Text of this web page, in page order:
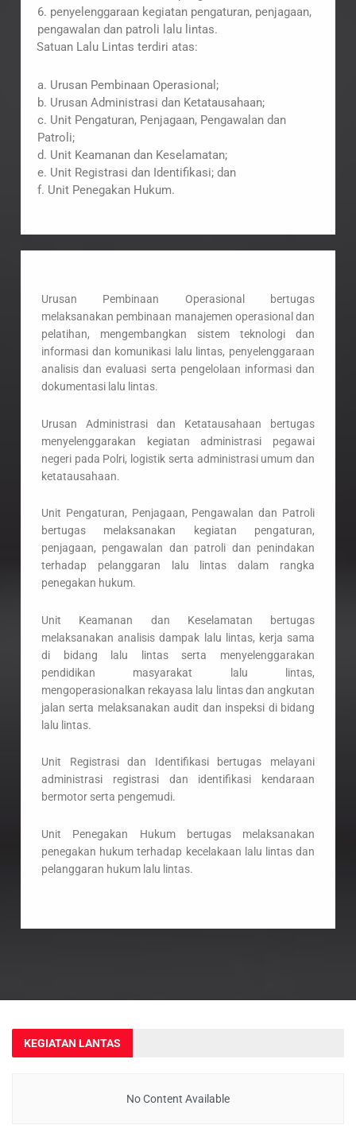
6. penyelenggaraan kegiatan pengaturan, penjagaan,
pengawalan dan patroli lalu lintas.
Satuan Lalu Lintas terdiri atas:
a. Urusan Pembinaan Operasional;
b. Urusan Administrasi dan Ketatausahaan;
c. Unit Pengaturan, Penjagaan, Pengawalan dan
Patroli;
d. Unit Keamanan dan Keselamatan;
e. Unit Registrasi dan Identifikasi; dan
f. Unit Penegakan Hukum.
Urusan Pembinaan Operasional bertugas
melaksanakan pembinaan manajemen operasional dan
pelatihan, mengembangkan sistem teknologi dan
informasi dan komunikasi lalu lintas, penyelenggaraan
analisis dan evaluasi serta pengelolaan informasi dan
dokumentasi lalu lintas.
Urusan Administrasi dan Ketatausahaan bertugas
menyelenggarakan kegiatan administrasi pegawai
negeri pada Polri, logistik serta administrasi umum dan
ketatausahaan.
Unit Pengaturan, Penjagaan, Pengawalan dan Patroli
bertugas melaksanakan kegiatan pengaturan,
penjagaan, pengawalan dan patroli dan penindakan
terhadap pelanggaran lalu lintas dalam rangka
penegakan hukum.
Unit Keamanan dan Keselamatan bertugas
melaksanakan analisis dampak lalu lintas, kerja sama
di bidang lalu lintas serta menyelenggarakan
pendidikan masyarakat lalu lintas,
mengoperasionalkan rekayasa lalu lintas dan angkutan
jalan serta melaksanakan audit dan inspeksi di bidang
lalu lintas.
Unit Registrasi dan Identifikasi bertugas melayani
administrasi registrasi dan identifikasi kendaraan
bermotor serta pengemudi.
Unit Penegakan Hukum bertugas melaksanakan
penegakan hukum terhadap kecelakaan lalu lintas dan
pelanggaran hukum lalu lintas.
KEGIATAN LANTAS
No Content Available